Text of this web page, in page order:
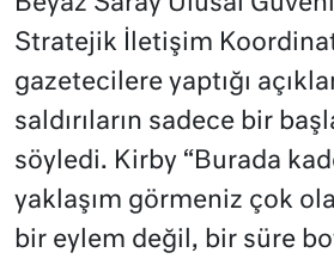
Stratejik İletişim
gazetecilere yaptığı
saldırıların sadece bir
söyledi. Kirby “Burada
yaklaşım görmeniz çok
bir eylem değil, bir süre